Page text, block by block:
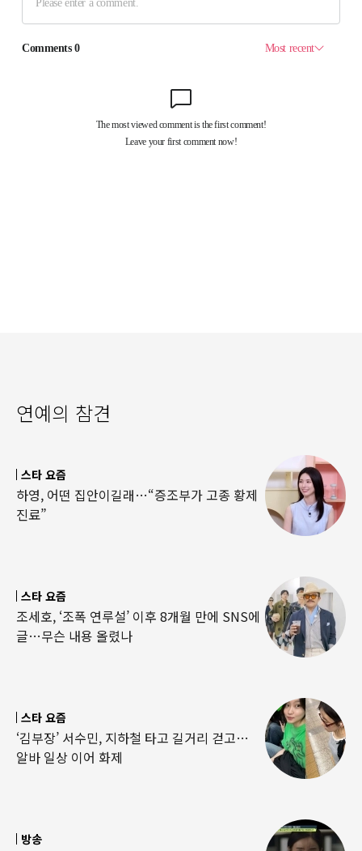
연예의 참견
스타 요즘
하영, 어떤 집안이길래…“증조부가 고종 황제
진료”
스타 요즘
조세호, ‘조폭 연루설’ 이후 8개월 만에 SNS에
글…무슨 내용 올렸나
스타 요즘
‘김부장’ 서수민, 지하철 타고 길거리 걷고…
알바 일상 이어 화제
방송